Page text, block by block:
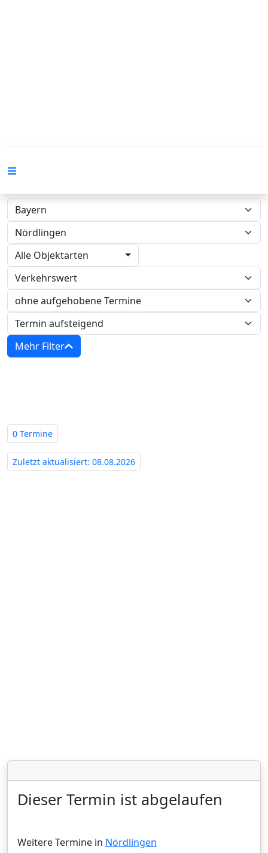
Alle Objektarten
Verkehrswert
Mehr Filter
0 Termine
Zuletzt aktualisiert: 08.08.2026
Dieser Termin ist abgelaufen
Weitere Termine in Nördlingen